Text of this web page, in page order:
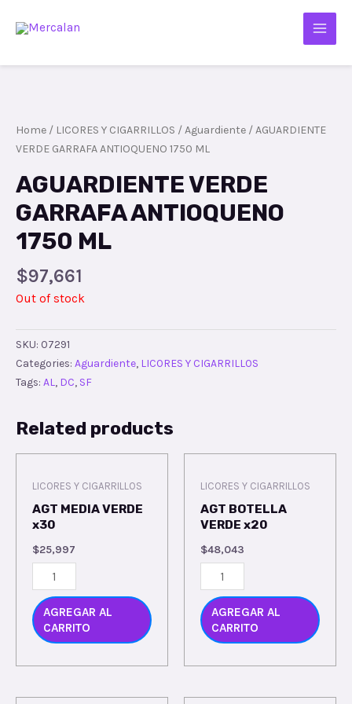
Home / LICORES Y CIGARRILLOS /Aguardiente / AGUARDIENTE
VERDE GARRAFA ANTIOQUENO 1750 ML
AGUARDIENTE VERDE
GARRAFA ANTIOQUENO
1750 ML
$97,661
Out of stock
SKU: 07291
Categories: Aguardiente, LICORES Y CIGARRILLOS
Tags: AL, DC, SF
Related products
LICORES Y CIGARRILLOS
AGT MEDIA VERDE
x30
$25,997
AGREGAR AL
CARRITO
LICORES Y CIGARRILLOS
AGT BOTELLA
VERDE x20
$48,043
AGREGAR AL
CARRITO